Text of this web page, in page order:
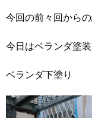
今回の前々回からの
今日はベランダ塗装
ベランダ下塗り